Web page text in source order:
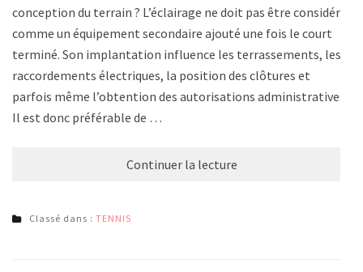
conception du terrain ? L’éclairage ne doit pas être considéré
comme un équipement secondaire ajouté une fois le court
terminé. Son implantation influence les terrassements, les
raccordements électriques, la position des clôtures et
parfois même l’obtention des autorisations administratives.
Il est donc préférable de …
Continuer la lecture
Classé dans : TENNIS